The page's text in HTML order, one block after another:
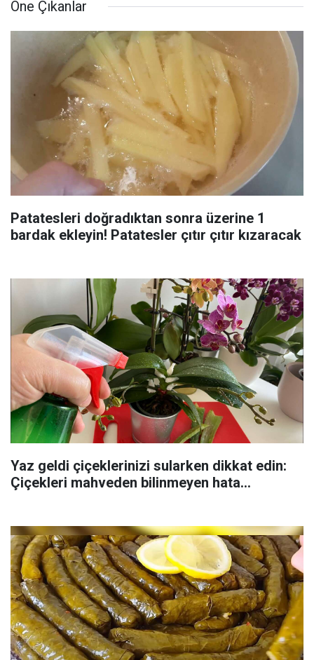
Öne Çıkanlar
Patatesleri doğradıktan sonra üzerine 1
bardak ekleyin! Patatesler çıtır çıtır kızaracak
Yaz geldi çiçeklerinizi sularken dikkat edin:
Çiçekleri mahveden bilinmeyen hata...